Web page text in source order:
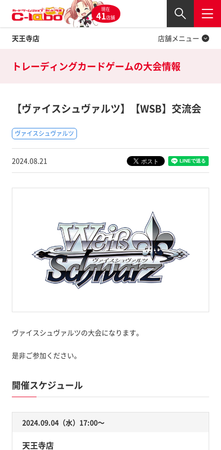
現在
41店舗
天王寺店
閉じる
店舗メニュー
Twitter
トレーディングカードゲームの大会情報
【ヴァイスシュヴァルツ】【WSB】交流会
ヴァイスシュヴァルツ
2024.08.21
ヴァイスシュヴァルツの大会になります。
是非ご参加ください。
開催スケジュール
2024.09.04（水）17:00〜
天王寺店